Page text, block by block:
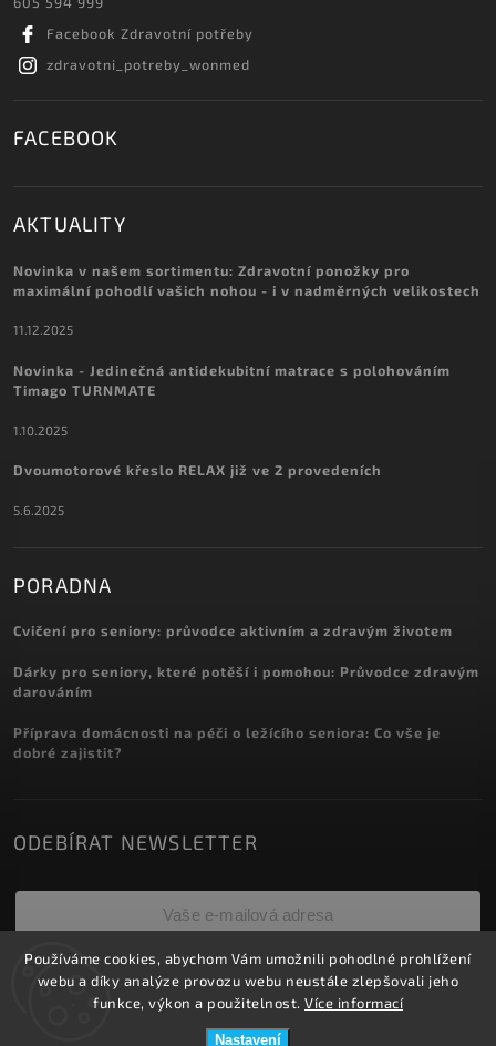
Používáme cookies, abychom Vám umožnili pohodlné prohlížení
webu a díky analýze provozu webu neustále zlepšovali jeho
funkce, výkon a použitelnost. Více informací
Nastavení
Facebook Zdravotní potřeby
zdravotni_potreby_wonmed
FACEBOOK
AKTUALITY
Novinka v našem sortimentu: Zdravotní ponožky pro
maximální pohodlí vašich nohou - i v nadměrných velikostech
11.12.2025
Novinka - Jedinečná antidekubitní matrace s polohováním
Timago TURNMATE
1.10.2025
Dvoumotorové křeslo RELAX již ve 2 provedeních
5.6.2025
PORADNA
Cvičení pro seniory: průvodce aktivním a zdravým životem
Dárky pro seniory, které potěší i pomohou: Průvodce zdravým
darováním
Příprava domácnosti na péči o ležícího seniora: Co vše je
dobré zajistit?
ODEBÍRAT NEWSLETTER
Přihlásit se